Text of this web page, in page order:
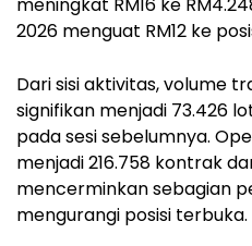
2026 menguat RM12 ke
Dari sisi aktivitas, volume
signifikan menjadi 73.426
pada sesi sebelumnya.
menjadi 216.758 kontrak
mencerminkan sebagian
mengurangi posisi terbuka.